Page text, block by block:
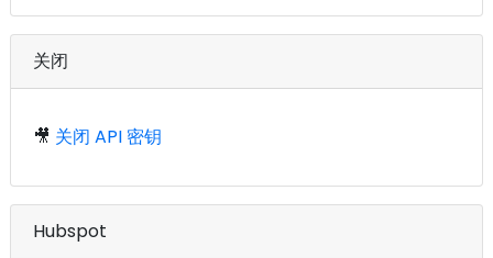
关闭
🎥 关闭 API 密钥
Hubspot